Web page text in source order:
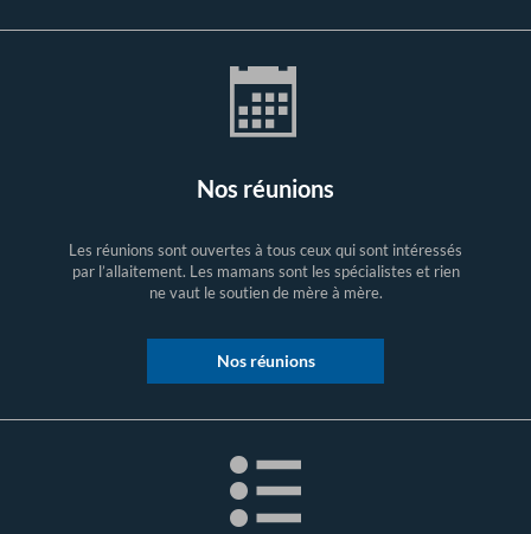
Nos réunions
Les réunions sont ouvertes à tous ceux qui sont intéressés
par l’allaitement. Les mamans sont les spécialistes et rien
ne vaut le soutien de mère à mère.
Nos réunions